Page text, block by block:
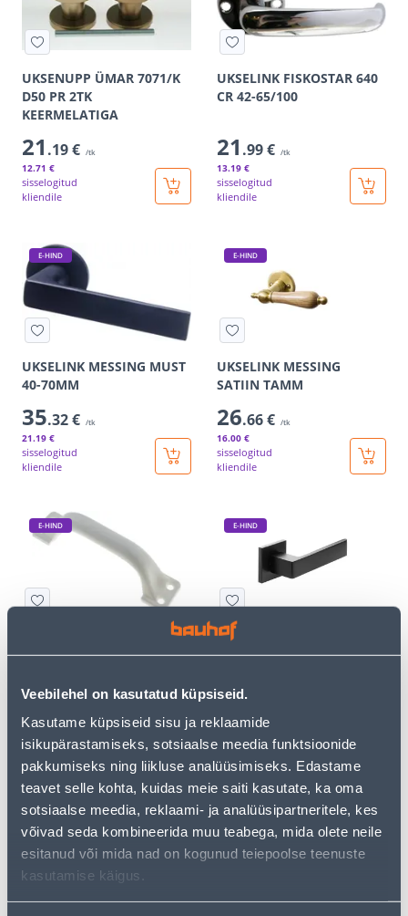
Veebilehel on kasutatud küpsiseid.
Kasutame küpsiseid sisu ja reklaamide
isikupärastamiseks, sotsiaalse meedia funktsioonide
pakkumiseks ning liikluse analüüsimiseks. Edastame
teavet selle kohta, kuidas meie saiti kasutate, ka oma
sotsiaalse meedia, reklaami- ja analüüsipartneritele, kes
võivad seda kombineerida muu teabega, mida olete neile
esitanud või mida nad on kogunud teiepoolse teenuste
kasutamise käigus.
UKSENUPP ÜMAR 7071/K
D50 PR 2TK
KEERMELATIGA
21 .19 € /tk
12.71 €
sisselogitud
kliendile
UKSELINK FISKOSTAR 640
CR 42-65/100
21 .99 € /tk
13.19 €
sisselogitud
kliendile
E-HIND
UKSELINK MESSING MUST
40-70MM
35.32 € /tk
21.19 €
sisselogitud
kliendile
E-HIND
UKSELINK MESSING
SATIIN TAMM
26.66 € /tk
16.00 €
sisselogitud
kliendile
E-HIND
FISKOSTAR 175X40X52MM
5.19 € /tk
sisselogitud
kliendile
E-HIND
UKSELINK SISEUKSELE
INOVO VERSA 512 MUST
21.99 €
sisselogitud
kliendile
E-HIND
MUST KÄEPIDE FISKOSTAR
E-HIND
UKSELINK SISEUKSELE